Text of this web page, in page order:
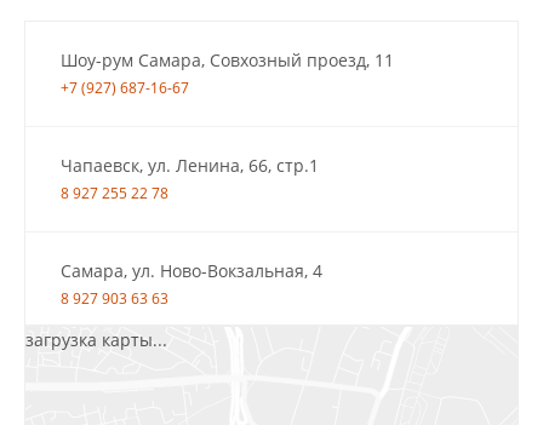
Шоу-рум Самара, Совхозный проезд, 11
+7 (927) 687-16-67
Чапаевск, ул. Ленина, 66, стр.1
8 927 255 22 78
Самара, ул. Ново-Вокзальная, 4
8 927 903 63 63
загрузка карты...